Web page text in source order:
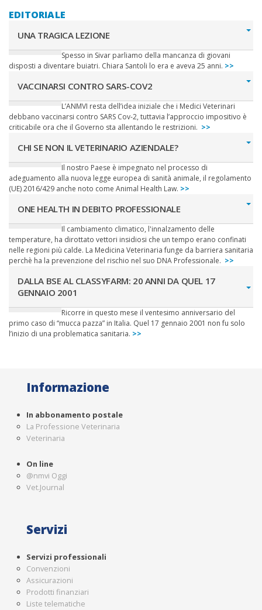
EDITORIALE
UNA TRAGICA LEZIONE
Spesso in Sivar parliamo della mancanza di giovani
disposti a diventare buiatri. Chiara Santoli lo era e aveva 25 anni. >>
VACCINARSI CONTRO SARS-COV2
L’ANMVI resta dell’idea iniziale che i Medici Veterinari
debbano vaccinarsi contro SARS Cov-2, tuttavia l’approccio impositivo è
criticabile ora che il Governo sta allentando le restrizioni. >>
CHI SE NON IL VETERINARIO AZIENDALE?
Il nostro Paese è impegnato nel processo di
adeguamento alla nuova legge europea di sanità animale, il regolamento
(UE) 2016/429 anche noto come Animal Health Law. >>
ONE HEALTH IN DEBITO PROFESSIONALE
Il cambiamento climatico, l'innalzamento delle
temperature, ha dirottato vettori insidiosi che un tempo erano confinati
nelle regioni più calde. La Medicina Veterinaria funge da barriera sanitaria
perchè ha la prevenzione del rischio nel suo DNA Professionale. >>
DALLA BSE AL CLASSYFARM: 20 ANNI DA QUEL 17
GENNAIO 2001
Ricorre in questo mese il ventesimo anniversario del
primo caso di “mucca pazza” in Italia. Quel 17 gennaio 2001 non fu solo
l’inizio di una problematica sanitaria. >>
Informazione
In abbonamento postale
La Professione Veterinaria
Veterinaria
On line
@nmvi Oggi
Vet.Journal
Servizi
Servizi professionali
Convenzioni
Assicurazioni
Prodotti finanziari
Liste telematiche